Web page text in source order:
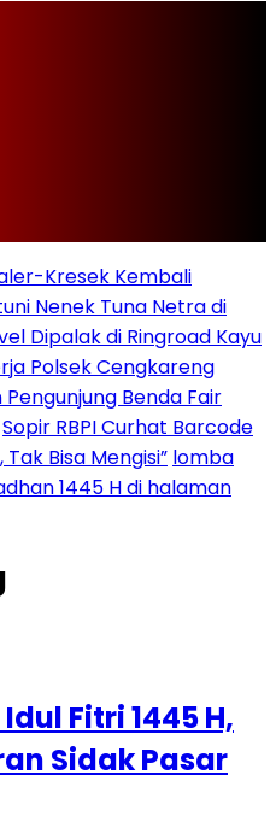
Kresek Kembali
Nenek Tuna Netra di
Dipalak di Ringroad Kayu
Polsek Cengkareng
Benda Fair
Sopir RBPI Curhat Barcode
Bisa Mengisi” lomba
1445 H di halaman
Fitri 1445 H,
Sidak Pasar